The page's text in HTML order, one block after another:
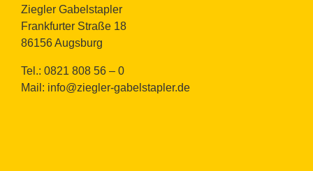
Zieg­ler Ga­bel­stap­ler
Frank­fur­ter Stra­ße 18
86156 Augs­burg
Tel.: 0821 808 56 – 0
Mail: info@​ziegler-​gabelstapler.​de